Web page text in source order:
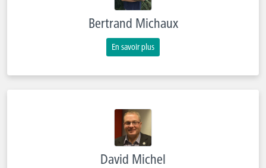
Bertrand Michaux
En savoir plus
David Michel